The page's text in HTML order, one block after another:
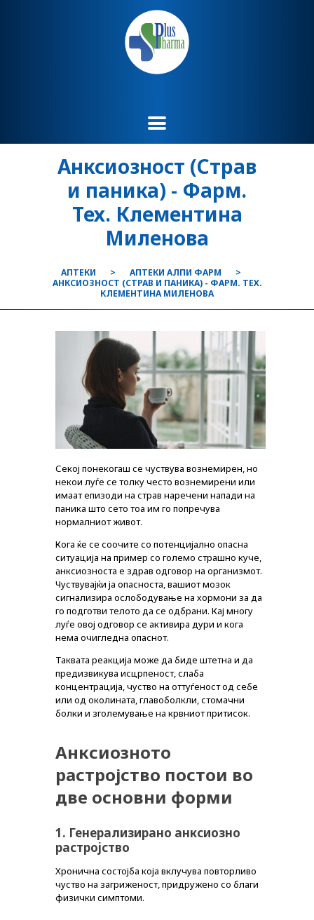
Анксиозност (Страв
и паника) - Фарм.
Тех. Клементина
Миленова
АПТЕКИ
АПТЕКИ АЛПИ ФАРМ
АНКСИОЗНОСТ (СТРАВ И ПАНИКА) - ФАРМ. ТЕХ.
КЛЕМЕНТИНА МИЛЕНОВА
Секој понекогаш се чуствува вознемирен, но
некои луѓе се толку често вознемирени или
имаат епизоди на страв наречени напади на
паника што сето тоа им го попречува
нормалниот живот.
Кога ќе се соочите со потенцијално опасна
ситуација на пример со големо страшно куче,
анксиозноста е здрав одговор на организмот.
Чуствувајќи ја опасноста, вашиот мозок
сигнализира ослободување на хормони за да
го подготви телото да се одбрани. Кај многу
луѓе овој одговор се активира дури и кога
нема очигледна опаснот.
Таквата реакција може да биде штетна и да
предизвикува исцрпеност, слаба
концентрација, чуство на оттуѓеност од себе
или од околината, главоболкли, стомачни
болки и зголемување на крвниот притисок.
Анксиозното
растројство постои во
две основни форми
1. Генерализирано анксиозно
растројство
Хронична состојба која вклучува повторливо
чуство на загриженост, придружено со благи
физички симптоми.